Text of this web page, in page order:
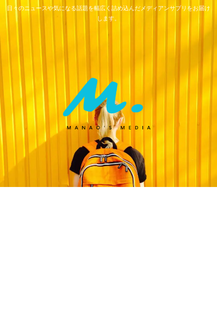
日々のニュースや気になる話題を幅広く詰め込んだメディアンサプリをお届け
します。